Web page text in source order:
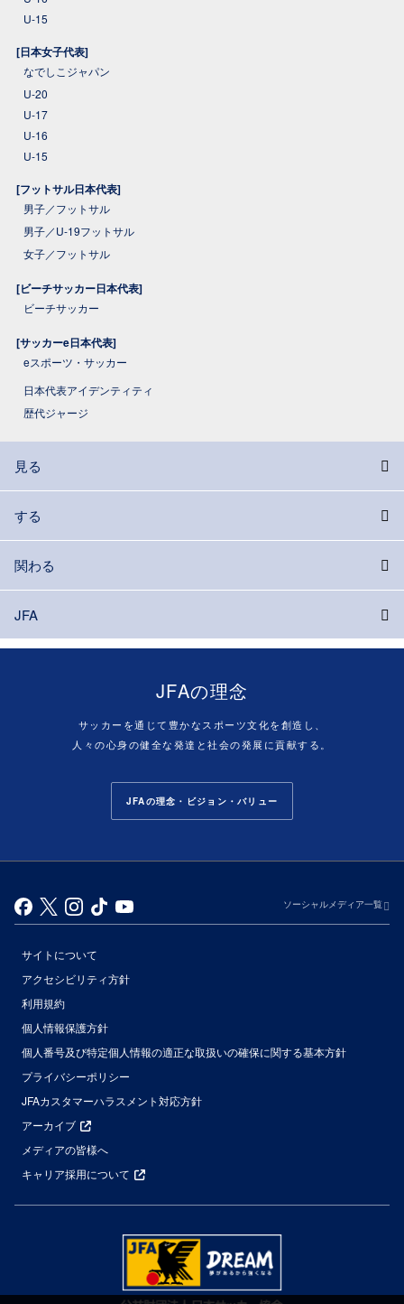
U-15
[日本女子代表]
なでしこジャパン
U-20
U-17
U-16
U-15
[フットサル日本代表]
男子／フットサル
男子／U-19フットサル
女子／フットサル
[ビーチサッカー日本代表]
ビーチサッカー
[サッカーe日本代表]
eスポーツ・サッカー
日本代表アイデンティティ
歴代ジャージ
見る
する
関わる
JFA
JFAの理念
サッカーを通じて豊かなスポーツ文化を創造し、
人々の心身の健全な発達と社会の発展に貢献する。
JFAの理念・ビジョン・バリュー
ソーシャルメディア一覧
サイトについて
アクセシビリティ方針
利用規約
個人情報保護方針
個人番号及び特定個人情報の適正な取扱いの確保に関する基本方針
プライバシーポリシー
JFAカスタマーハラスメント対応方針
アーカイブ
メディアの皆様へ
キャリア採用について